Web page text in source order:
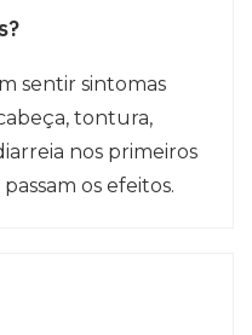
sentir sintomas
tontura,
nos primeiros
os efeitos.